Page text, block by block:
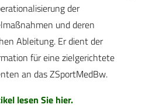
der
und deren
Ableitung. Er dient der
für eine zielgerichtete
an das ZSportMedBw.
lesen Sie hier.